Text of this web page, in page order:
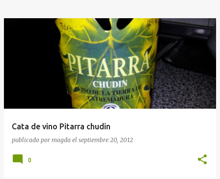
Cata de vino Pitarra chudin
publicado por magda el septiembre 20, 2012
0